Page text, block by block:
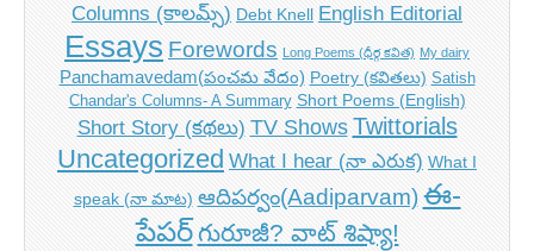
Columns (కాలమ్స్) Debt Knell English Editorial
Essays Forewords Long Poems (ధీర్గ కవిత) My dairy
Panchamavedam(పంచమ వేదం) Poetry (కవితలు) Satish
Chandar's Columns- A Summary Short Poems (English)
Short Story (కథలు) TV Shows Twittorials
Uncategorized What I hear (నా ఎరుక) What I
speak (నా మాట) ఆదిపర్వం(Aadiparvam) ఈ-
పేపర్గురూజీ? వాట్ శిష్యా!